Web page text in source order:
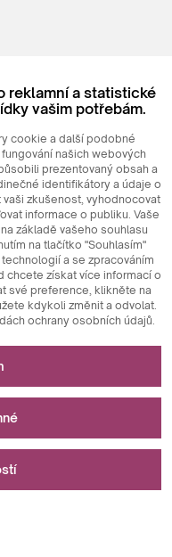
Sp. z o. o.
reklamní a statistické
vašim potřebám.
cookie a další podobné
našich webových
prezentovaný obsah a
identifikátory a údaje o
zkušenost, vyhodnocovat
informace o publiku. Vaše
základě vašeho souhlasu
na tlačítko "Souhlasím"
a se zpracováním
chcete získat více informací o
své preference, klikněte na
kdykoli změnit a odvolat.
ochrany osobních údajů.
stránek
klíčovými prvky,
stránek. Patří
umožňují
zajišťují
soubory cookie
přijímání souborů
je analyzovat
jejich
roli při